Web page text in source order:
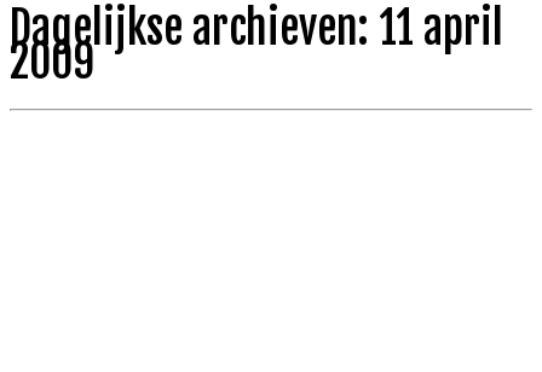
Dagelijkse archieven: 11 april
2009